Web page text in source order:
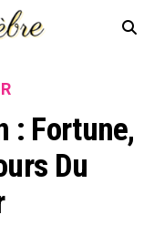
: Fortune,
Du